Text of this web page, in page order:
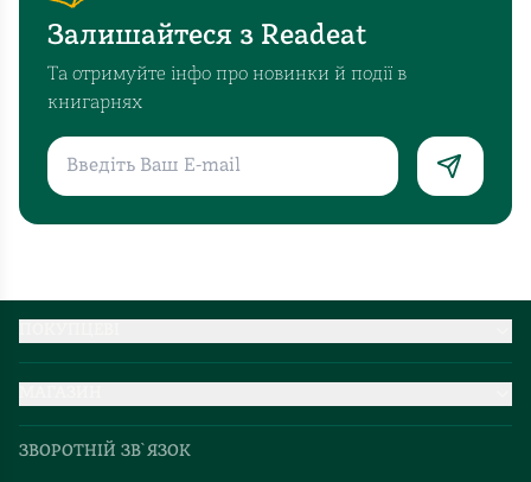
Залишайтеся з Readeat
Та отримуйте інфо про новинки й події в
книгарнях
Про нас
Добірки
Партнерство
ЗВОРОТНІЙ ЗВ`ЯЗОК